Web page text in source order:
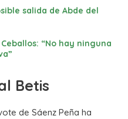
salida de Abde del
“No hay ninguna
Betis
de Sáenz Peña ha